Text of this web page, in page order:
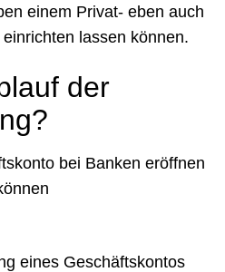
einem Privat- eben auch
lassen können.
der
eines Geschäftskontos